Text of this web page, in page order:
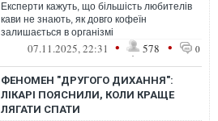
Експерти кажуть, що більшість любителів
кави не знають, як довго кофеїн
залишається в організмі
07.11.2025, 22:31 • 578 • 0
ФЕНОМЕН "ДРУГОГО ДИХАННЯ":
ЛІКАРІ ПОЯСНИЛИ, КОЛИ КРАЩЕ
ЛЯГАТИ СПАТИ